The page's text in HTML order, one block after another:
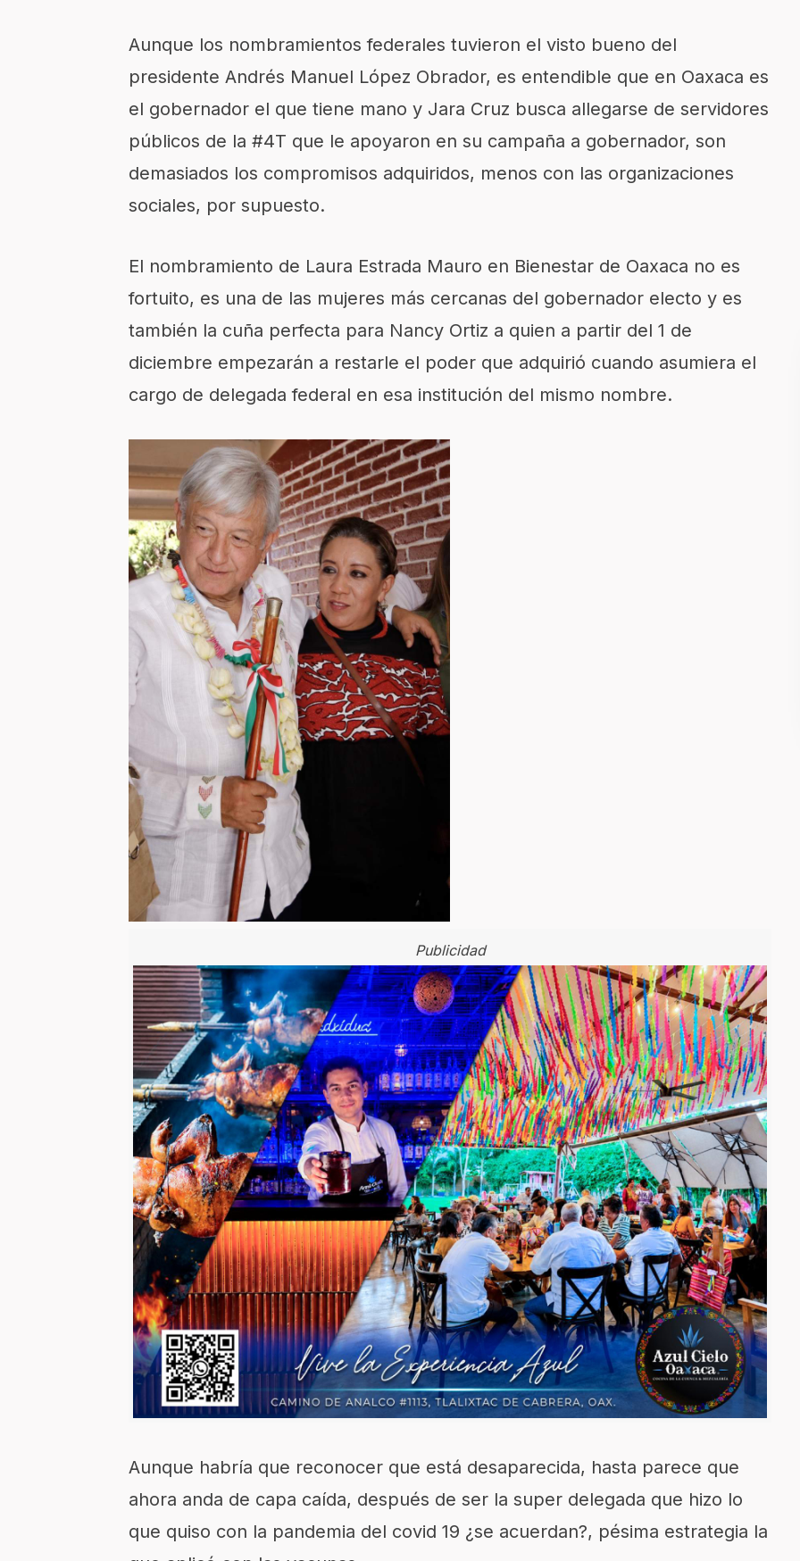
Aunque los nombramientos federales tuvieron el visto bueno del
presidente Andrés Manuel López Obrador, es entendible que en Oaxaca es
el gobernador el que tiene mano y Jara Cruz busca allegarse de servidores
públicos de la #4T que le apoyaron en su campaña a gobernador, son
demasiados los compromisos adquiridos, menos con las organizaciones
sociales, por supuesto.
El nombramiento de Laura Estrada Mauro en Bienestar de Oaxaca no es
fortuito, es una de las mujeres más cercanas del gobernador electo y es
también la cuña perfecta para Nancy Ortiz a quien a partir del 1 de
diciembre empezarán a restarle el poder que adquirió cuando asumiera el
cargo de delegada federal en esa institución del mismo nombre.
Publicidad
Aunque habría que reconocer que está desaparecida, hasta parece que
ahora anda de capa caída, después de ser la super delegada que hizo lo
que quiso con la pandemia del covid 19 ¿se acuerdan?, pésima estrategia la